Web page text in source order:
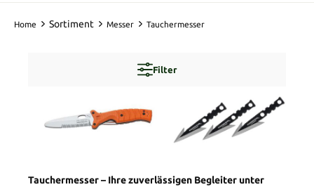
Home Sortiment Messer Tauchermesser
Filter
Tauchermesser – Ihre zuverlässigen Begleiter unter